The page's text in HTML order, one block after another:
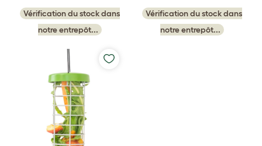
Vérification du stock dans
notre entrepôt...
Vérification du stock dans
notre entrepôt...